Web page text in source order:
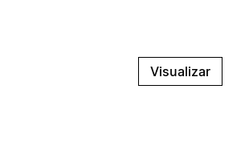
Visualizar